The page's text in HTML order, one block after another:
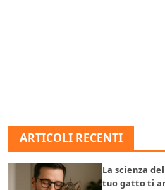
ARTICOLI RECENTI
La scienza
tuo gatto ti